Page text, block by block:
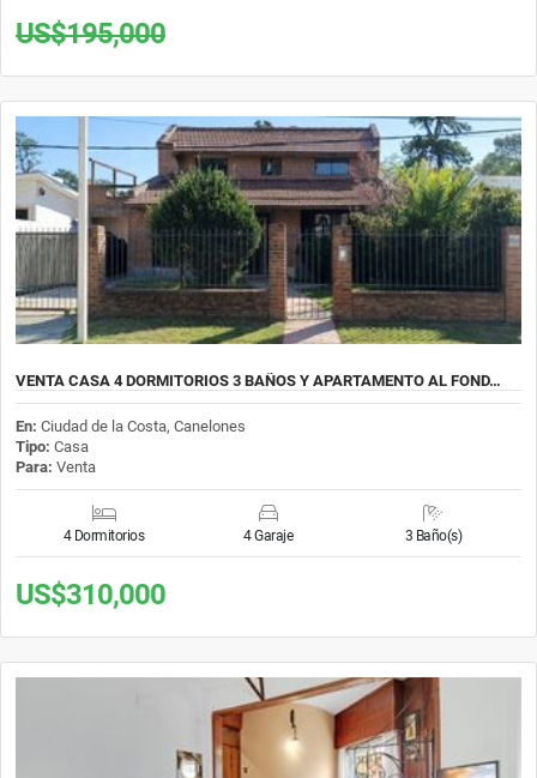
US$195,000
VENTA CASA 4 DORMITORIOS 3 BAÑOS Y APARTAMENTO AL FOND…
En: Ciudad de la Costa, Canelones
Tipo: Casa
Para: Venta
4 Dormitorios 4 Garaje 3 Baño(s)
US$310,000